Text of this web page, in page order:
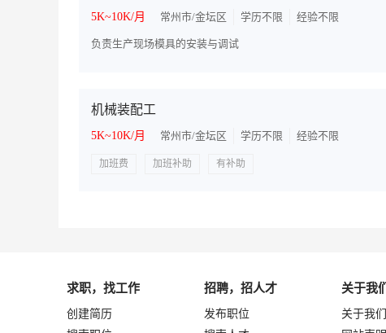
5K~10K/月
常州市/金坛区 学历不限 经验不限
负责生产现场模具的安装与调试
机械装配工
5K~10K/月
常州市/金坛区 学历不限 经验不限
加班费 加班补助 有补助
求职，找工作
创建简历
招聘，招人才
发布职位
关于我们
关于我们